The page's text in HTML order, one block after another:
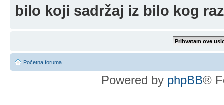
bilo koji sadržaj iz bilo kog
Početna foruma
Powered by phpBB®